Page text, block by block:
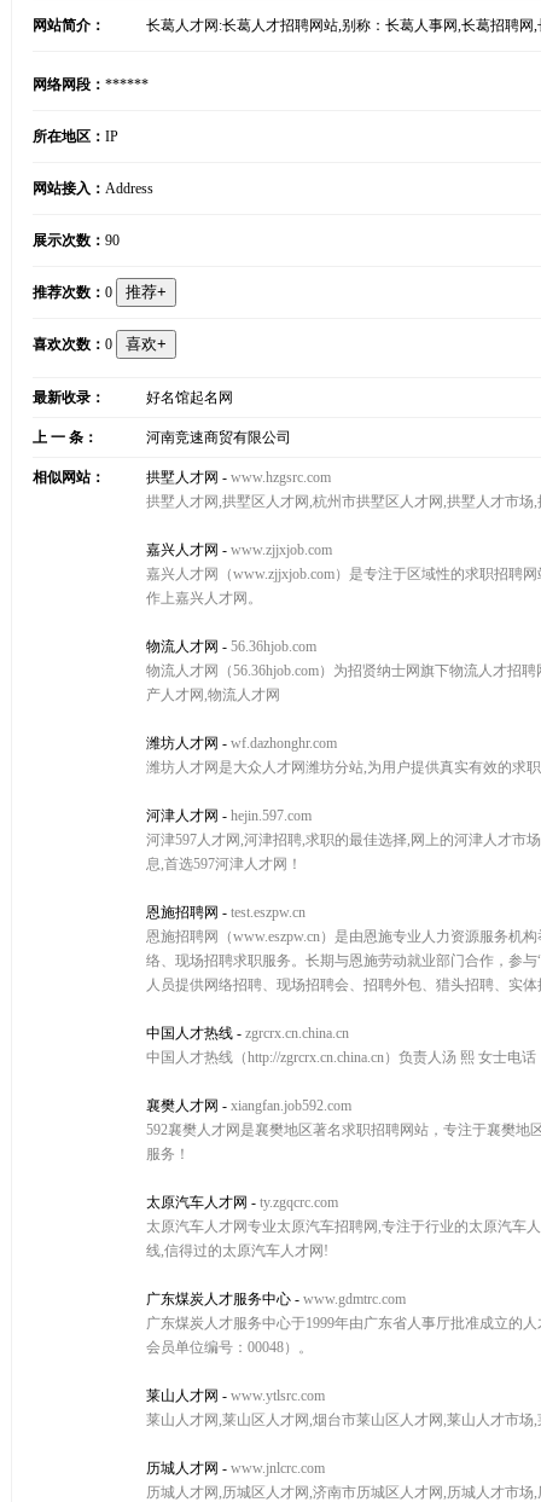
网站简介： 长葛人才网:长葛人才招聘网站,别称：长葛人事网,长葛招聘
网络网段： ******
所在地区： IP
网站接入： Address
展示次数： 90
推荐次数： 0
喜欢次数： 0
最新收录： 好名馆起名网
上 一 条： 河南竞速商贸有限公司
相似网站： 拱墅人才网 - www.hzgsrc.com
拱墅人才网,拱墅区人才网,杭州市拱墅区人才网,拱墅人才市
嘉兴人才网 - www.zjjxjob.com
嘉兴人才网（www.zjjxjob.com）是专注于区域性的求职招聘
作上嘉兴人才网。
物流人才网 - 56.36hjob.com
物流人才网（56.36hjob.com）为招贤纳士网旗下物流人才招
产人才网,物流人才网
潍坊人才网 - wf.dazhonghr.com
潍坊人才网是大众人才网潍坊分站,为用户提供真实有效的求
河津人才网 - hejin.597.com
河津597人才网,河津招聘,求职的最佳选择,网上的河津人才市
息,首选597河津人才网！
恩施招聘网 - test.eszpw.cn
恩施招聘网（www.eszpw.cn）是由恩施专业人力资源服务机
络、现场招聘求职服务。长期与恩施劳动就业部门合作，参
人员提供网络招聘、现场招聘会、招聘外包、猎头招聘、实
中国人才热线 - zgrcrx.cn.china.cn
中国人才热线（http://zgrcrx.cn.china.cn）负责人汤 熙 女士电
襄樊人才网 - xiangfan.job592.com
592襄樊人才网是襄樊地区著名求职招聘网站，专注于襄樊
服务！
太原汽车人才网 - ty.zgqcrc.com
太原汽车人才网专业太原汽车招聘网,专注于行业的太原汽车
线,信得过的太原汽车人才网!
广东煤炭人才服务中心 - www.gdmtrc.com
广东煤炭人才服务中心于1999年由广东省人事厅批准成立的
会员单位编号：00048）。
莱山人才网 - www.ytlsrc.com
莱山人才网,莱山区人才网,烟台市莱山区人才网,莱山人才市
历城人才网 - www.jnlcrc.com
历城人才网,历城区人才网,济南市历城区人才网,历城人才市